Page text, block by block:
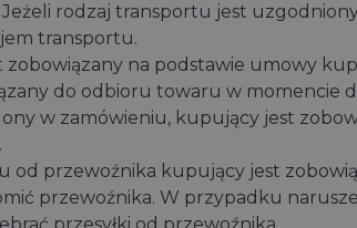
rodzaj transportu jest
transportu.
zobowiązany na podstawie umowy
do odbioru towaru w momencie
w zamówieniu, kupujący jest
od przewoźnika kupujący jest
przewoźnika. W przypadku